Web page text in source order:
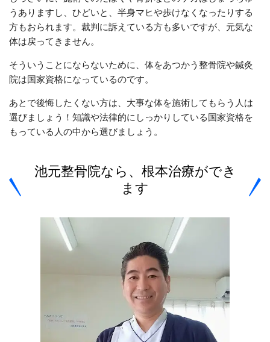
うありますし、ひどいと、半身マヒや歩けなくなったりする
方もおられます。裁判に訴えている方も多いですが、元気な
体は戻ってきません。
そういうことにならないために、体をあつかう整骨院や鍼灸
院は国家資格になっているのです。
あとで後悔したくない方は、大事な体を施術してもらう人は
選びましょう！知識や法律的にしっかりしている国家資格を
もっている人の中から選びましょう。
池元整骨院なら、根本治療ができ
ます